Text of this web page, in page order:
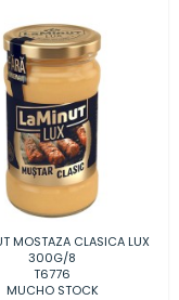
MOSTAZA CLASICA LUX
300G/8
T6776
MUCHO STOCK